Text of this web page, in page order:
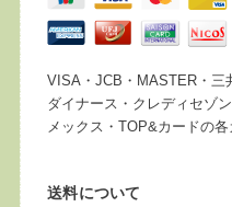
VISA・JCB・MASTER・三
ダイナース・クレディセゾ
メックス・TOP&カードの
送料について